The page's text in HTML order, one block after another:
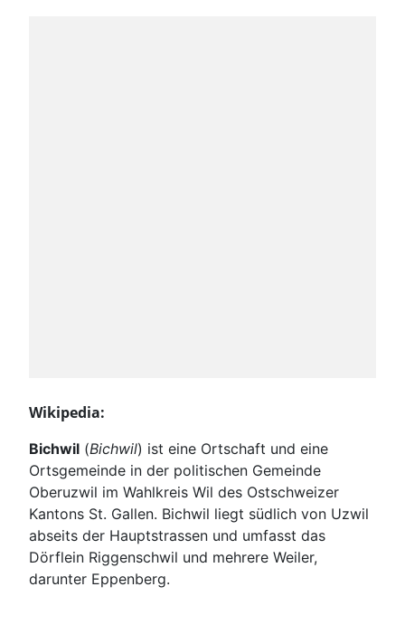
Wikipedia:
Bichwil (Bichwil) ist eine Ortschaft und eine
Ortsgemeinde in der politischen Gemeinde
Oberuzwil im Wahlkreis Wil des Ostschweizer
Kantons St. Gallen. Bichwil liegt südlich von Uzwil
abseits der Hauptstrassen und umfasst das
Dörflein Riggenschwil und mehrere Weiler,
darunter Eppenberg.